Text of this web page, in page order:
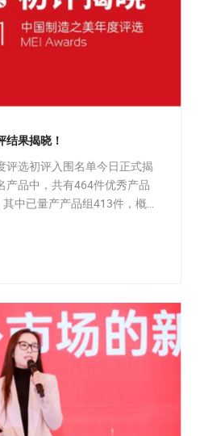
结果揭晓！
评选初评入围名单今日正式揭
产品中，共有464件优秀产品
中已量产产品组413件，概